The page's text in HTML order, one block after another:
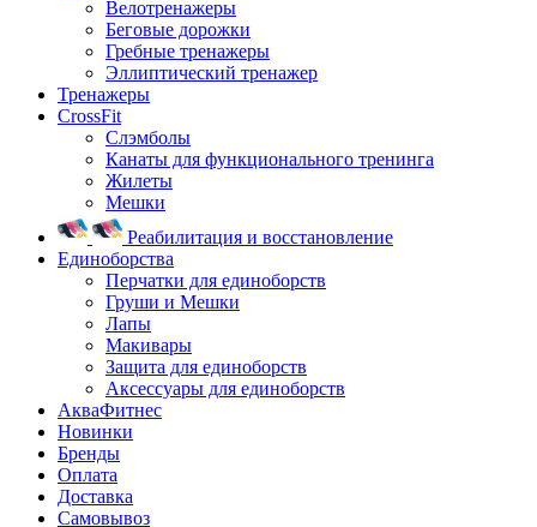
Велотренажеры
Беговые дорожки
Гребные тренажеры
Эллиптический тренажер
Тренажеры
CrossFit
Слэмболы
Канаты для функционального тренинга
Жилеты
Мешки
Реабилитация и восстановление
Единоборства
Перчатки для единоборств
Груши и Мешки
Лапы
Макивары
Защита для единоборств
Аксессуары для единоборств
АкваФитнес
Новинки
Бренды
Оплата
Доставка
Самовывоз